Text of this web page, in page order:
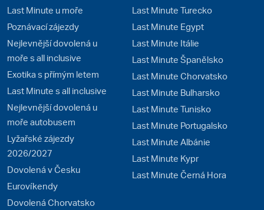
Last Minute u moře
Poznávací zájezdy
Nejlevnější dovolená u
moře s all inclusive
Exotika s přímým letem
Last Minute s all inclusive
Nejlevnější dovolená u
moře autobusem
Lyžařské zájezdy
2026/2027
Dovolená v Česku
Eurovíkendy
Dovolená Chorvatsko
Last Minute Turecko
Last Minute Egypt
Last Minute Itálie
Last Minute Španělsko
Last Minute Chorvatsko
Last Minute Bulharsko
Last Minute Tunisko
Last Minute Portugalsko
Last Minute Albánie
Last Minute Kypr
Last Minute Černá Hora